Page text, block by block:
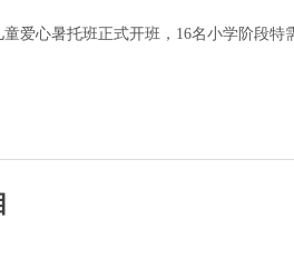
爱心暑托班正式开班，16名小学阶段